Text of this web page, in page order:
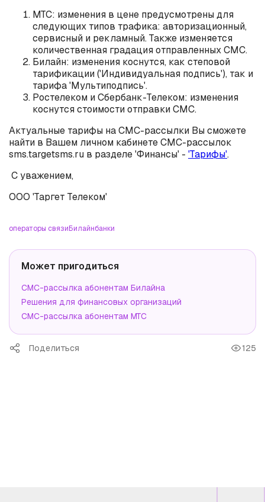
МТС: изменения в цене предусмотрены для
следующих типов трафика: авторизационный,
сервисный и рекламный. Также изменяется
количественная градация отправленных СМС.
Билайн: изменения коснутся, как степовой
тарификации ('Индивидуальная подпись'), так и
тарифа 'Мультиподпись'.
Ростелеком и Сбербанк-Телеком: изменения
коснутся стоимости отправки СМС.
Актуальные тарифы на СМС-рассылки Вы сможете
найти в Вашем личном кабинете СМС-рассылок
sms.targetsms.ru в разделе 'Финансы' - 'Тарифы'.
С уважением,
ООО 'Таргет Телеком'
операторы связиБилайнбанки
Может пригодиться
СМС-рассылка абонентам Билайна
Решения для финансовых организаций
СМС-рассылка абонентам МТС
Поделиться 125